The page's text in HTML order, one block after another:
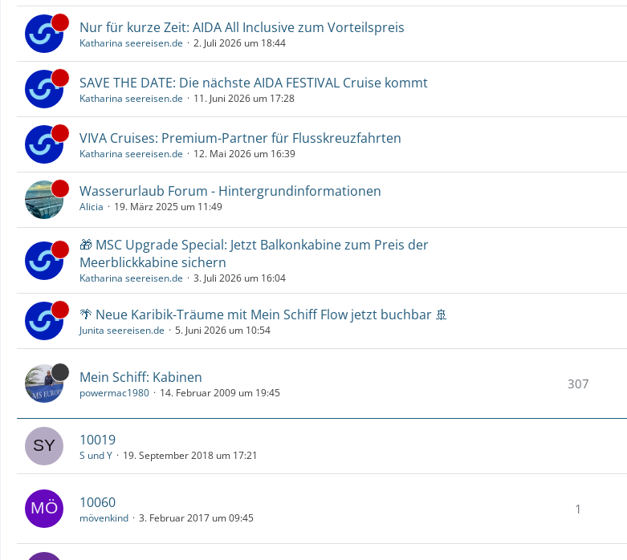
Nur für kurze Zeit: AIDA All Inclusive zum Vorteilspreis
Katharina seereisen.de 2. Juli 2026 um 18:44
SAVE THE DATE: Die nächste AIDA FESTIVAL Cruise kommt
Katharina seereisen.de 11. Juni 2026 um 17:28
VIVA Cruises: Premium-Partner für Flusskreuzfahrten
Katharina seereisen.de 12. Mai 2026 um 16:39
Wasserurlaub Forum - Hintergrundinformationen
Alicia 19. März 2025 um 11:49
🎁 MSC Upgrade Special: Jetzt Balkonkabine zum Preis der
Meerblickkabine sichern
Katharina seereisen.de 3. Juli 2026 um 16:04
🌴 Neue Karibik-Träume mit Mein Schiff Flow jetzt buchbar 🚢
Junita seereisen.de 5. Juni 2026 um 10:54
Mein Schiff: Kabinen
powermac1980 14. Februar 2009 um 19:45
307
10019
S und Y 19. September 2018 um 17:21
10060
mövenkind 3. Februar 2017 um 09:45
1